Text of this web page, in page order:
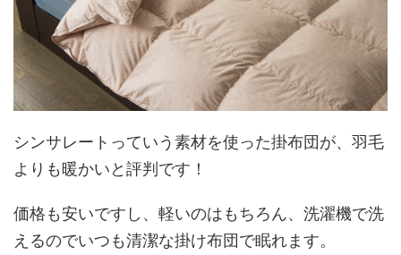
シンサレートっていう素材を使った掛布団が、羽毛
よりも暖かいと評判です！
価格も安いですし、軽いのはもちろん、洗濯機で洗
えるのでいつも清潔な掛け布団で眠れます。